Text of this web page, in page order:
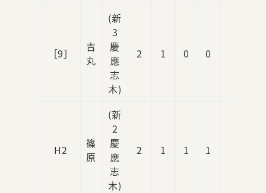
［9］
吉
丸
(新
3
慶
應
志
木)
2 1 0 0
H2
篠
原
(新
2
慶
應
志
木)
2 1 1 1